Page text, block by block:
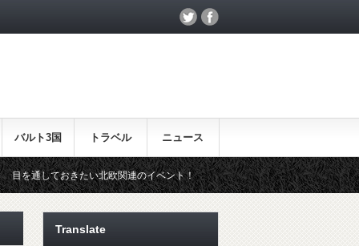
バルト3国 トラベル ニュース
欧関連のイベント！ 北欧らしいギフトをお探しの方はこちら♪
Translate